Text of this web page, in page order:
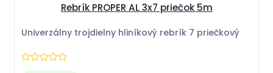
Rebrík PROPER AL 3x7 priečok 5m
Univerzálny trojdielny hliníkový rebrík 7 priečkový